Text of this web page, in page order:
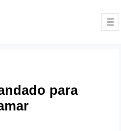
para